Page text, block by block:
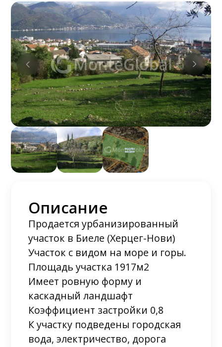
Описание
Продается урбанизированный
участок в Биеле (Херцег-Нови)
Участок с видом на море и горы.
Площадь участка 1917м2
Имеет ровную форму и
каскадный ландшафт
Коэффициент застройки 0,8
К участку подведены городская
вода, электричество, дорога